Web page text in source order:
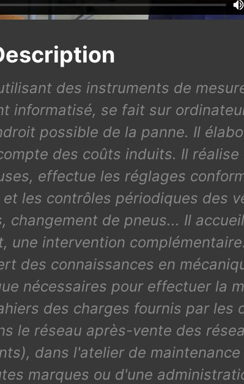
des instruments de
informatisé, se fait sur
possible de la panne. Il
des coûts induits. Il
effectue les réglages
les contrôles périodiques des
changement de pneus... Il
une intervention
des connaissances en
nécessaires pour effectuer la
des charges fournis par les
le réseau après-vente des
dans l'atelier de
marques ou d'une